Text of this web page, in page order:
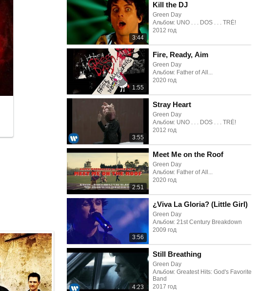
3:44
Kill the DJ
Green Day
Альбом: UNO . . . DOS . . . TRÉ!
2012 год
1:55
Fire, Ready, Aim
Green Day
Альбом: Father of All...
2020 год
3:55
Stray Heart
Green Day
Альбом: UNO . . . DOS . . . TRÉ!
2012 год
2:51
Meet Me on the Roof
Green Day
Альбом: Father of All...
2020 год
3:56
¿Viva La Gloria? (Little Girl)
Green Day
Альбом: 21st Century Breakdown
2009 год
4:23
Still Breathing
Green Day
Альбом: Greatest Hits: God's Favorite
Band
2017 год